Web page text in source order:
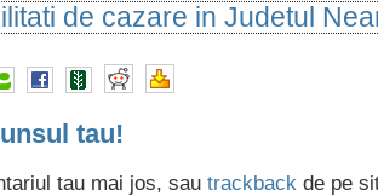
de cazare in Judetul
tau!
tau mai jos, sau trackback de pe